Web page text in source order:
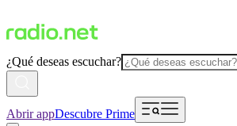
¿Qué deseas escuchar?
Abrir appDescubre Prime